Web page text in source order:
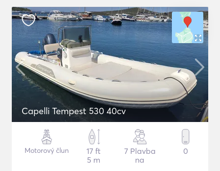
Capelli Tempest 530 40cv
Motorový člun
17 ft
5 m
7 Plavba
na
0